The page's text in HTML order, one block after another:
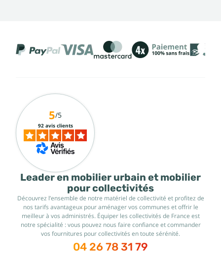
Leader en mobilier urbain et mobilier
pour collectivités
Découvrez l’ensemble de notre matériel de collectivité et profitez de
nos tarifs avantageux pour aménager vos communes et offrir le
meilleur à vos administrés. Équiper les collectivités de France est
notre spécialité : vous pouvez nous faire confiance et commander
vos fournitures pour collectivités en toute sérénité.
04 26 78 31 79
5/5
92 avis clients